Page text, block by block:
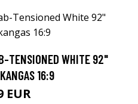
TENSIONED WHITE 92"
16:9
EUR